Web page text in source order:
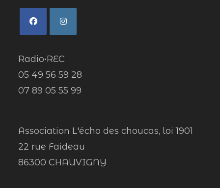
Radio•REC
05 49 56 59 28
07 89 05 55 99
Association L'écho des choucas, loi 1901
22 rue Faideau
86300 CHAUVIGNY